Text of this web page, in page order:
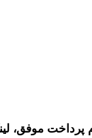
موفق،